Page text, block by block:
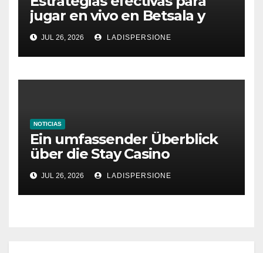
jugar en vivo en Betsala y
aumentar tus ganancias
JUL 26, 2026 LADISPERSIONE
NOTICIAS
Ein umfassender Überblick
über die Stay Casino
Bonusbedingungen
JUL 26, 2026 LADISPERSIONE